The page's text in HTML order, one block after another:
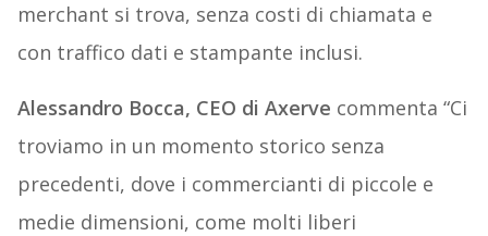
merchant si trova, senza costi di chiamata e
con traffico dati e stampante inclusi.
Alessandro Bocca, CEO di Axerve commenta “Ci
troviamo in un momento storico senza
precedenti, dove i commercianti di piccole e
medie dimensioni, come molti liberi